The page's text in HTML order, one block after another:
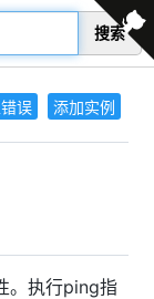
搜索
误 添加实例
。执行ping指